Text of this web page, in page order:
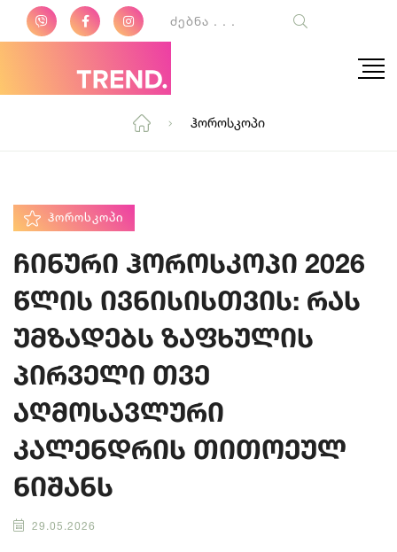
Ჰოროსკოპი
ᲰᲝᲠᲝᲡᲙᲝᲞᲘ
ჩინური ჰოროსკოპი 2026
წლის ივნისისთვის: რას
უმზადებს ზაფხულის
პირველი თვე
აღმოსავლური
კალენდრის თითოეულ
ნიშანს
29.05.2026